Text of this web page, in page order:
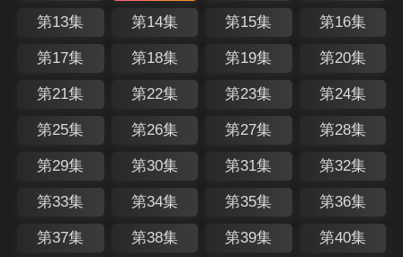
第13集 第14集 第15集 第16集
第17集 第18集 第19集 第20集
第21集 第22集 第23集 第24集
第25集 第26集 第27集 第28集
第29集 第30集 第31集 第32集
第33集 第34集 第35集 第36集
第37集 第38集 第39集 第40集